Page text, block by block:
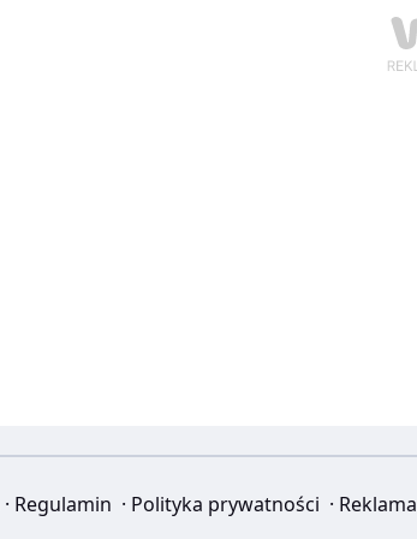
· Regulamin · Polityka prywatności · Reklama